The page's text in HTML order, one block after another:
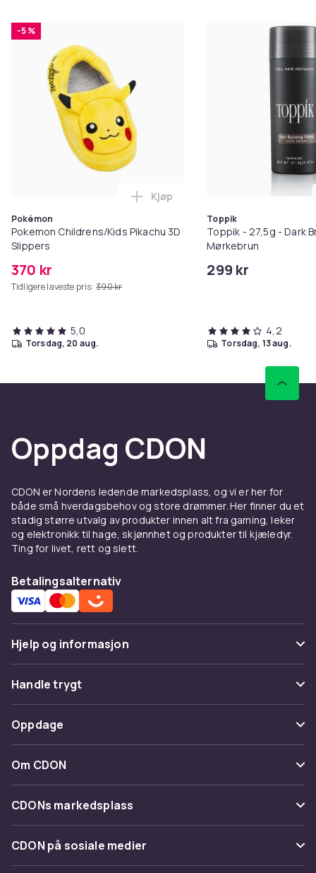
-5 %
Pokémon
Pokemon Childrens/Kids Pikachu 3D
Slippers
370 kr
Tidligere laveste pris: 390 kr
Legg Pokemon Childrens/Kids
Kjøp
5,0
torsdag, 20 aug.
Toppik
Toppik - 27,5g - Dark
Mørkebrun
299 kr
4,2
torsdag, 13 aug.
Oppdag CDON
CDON er Nordens ledende markedsplass, og vi er her for
både små hverdagsbehov og store drømmer. Her finner du et
stadig større utvalg av produkter innen alt fra gaming, leker
og elektronikk til hage, skjønnhet og produkter til kjæledyr.
Ting for livet, rett og slett.
Betalingsalternativ
Hjelp og informasjon
Vanlige spørsmål
Spor pakke
Angre & returner her
Kontakt oss
Handle trygt
Betaling
Levering
Tilbakekallinger
Oppdage
Kategorier
Varemerker
Om CDON
Om oss
Kundeanmeldelser
Jobbe på CDON
CDONs markedsplass
Merchant Help Center
CDON på sosiale medier